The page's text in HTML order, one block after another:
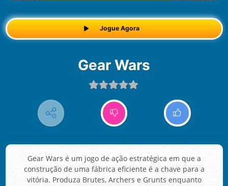
Jogue Agora
Gear Wars
Gear Wars é um jogo de ação estratégica em que a
construção de uma fábrica eficiente é a chave para a
vitória. Produza Brutes, Archers e Grunts enquanto